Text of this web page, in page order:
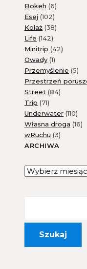
Bokeh (6)
Esej (102)
Kolaż (38)
Life (142)
Minitrip (42)
Owady (1)
Przemyślenie (5)
Przestrzeń
Street (84)
Trip (71)
Underwater (110)
Własna droga (16)
wRuchu (3)
ARCHIWA